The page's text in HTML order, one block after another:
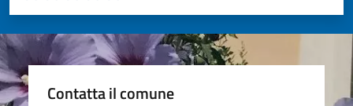
Valuta 5 stelle su 5
Valuta 4 stelle su 5
Valuta 3 stelle su 5
Valuta 2 stelle su 5
Valuta 1 stelle su 5
Contatta il comune